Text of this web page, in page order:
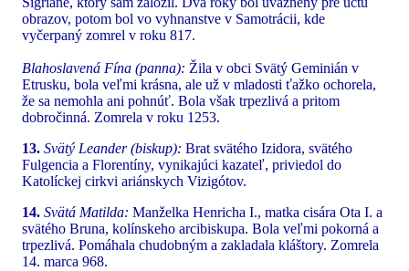
obrazov, potom bol vo vyhnanstve v Samotrácii, kde
vyčerpaný zomrel v roku 817.
Blahoslavená Fína (panna): Žila v obci Svätý Geminián v
Etrusku, bola veľmi krásna, ale už v mladosti ťažko ochorela,
že sa nemohla ani pohnúť. Bola však trpezlivá a pritom
dobročinná. Zomrela v roku 1253.
13. Svätý Leander (biskup): Brat svätého Izidora, svätého
Fulgencia a Florentíny, vynikajúci kazateľ, priviedol do
Katolíckej cirkvi ariánskych Vizigótov.
14. Svätá Matilda: Manželka Henricha I., matka cisára Ota I. a
svätého Bruna, kolínskeho arcibiskupa. Bola veľmi pokorná a
trpezlivá. Pomáhala chudobným a zakladala kláštory. Zomrela
14. marca 968.